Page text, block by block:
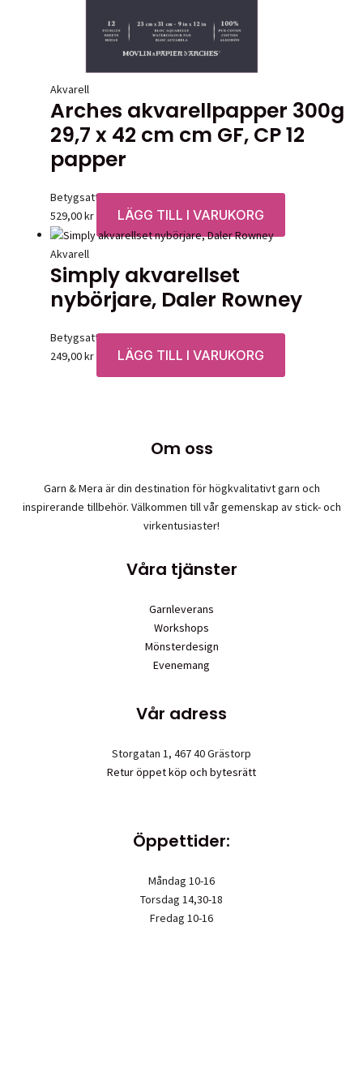
Akvarell
Arches akvarellpapper 300g
29,7 x 42 cm cm GF, CP 12
papper
Betygsatt0av 5
529,00kr LÄGG TILL I VARUKORG
Akvarell
Simply akvarellset
nybörjare, Daler Rowney
Betygsatt0av 5
249,00kr LÄGG TILL I VARUKORG
Om oss
Garn & Mera är din destination för högkvalitativt garn och
inspirerande tillbehör. Välkommen till vår gemenskap av stick- och
virkentusiaster!
Våra tjänster
Garnleverans
Workshops
Mönsterdesign
Evenemang
Vår adress
Storgatan 1, 467 40 Grästorp
Retur öppet köp och bytesrätt
Öppettider:
Måndag 10-16
Torsdag 14,30-18
Fredag 10-16